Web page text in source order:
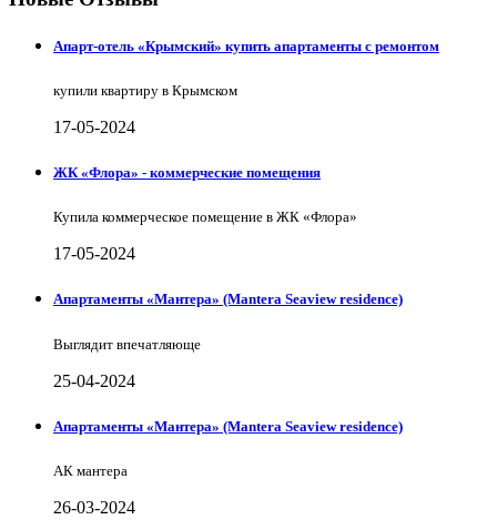
Апарт-отель «Крымский» купить апартаменты с ремонтом
купили квартиру в Крымском
17-05-2024
ЖК «Флора» - коммерческие помещения
Купила коммерческое помещение в ЖК «Флора»
17-05-2024
Апартаменты «Мантера» (Mantera Seaview rеsidence)
Выглядит впечатляюще
25-04-2024
Апартаменты «Мантера» (Mantera Seaview rеsidence)
АК мантера
26-03-2024